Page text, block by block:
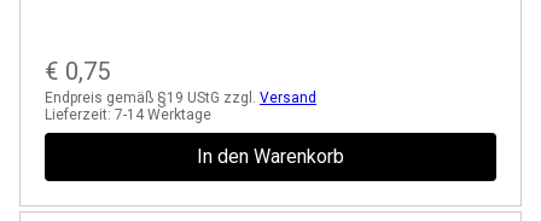
€ 0,75
Endpreis gemäß §19 UStG zzgl. Versand
Lieferzeit: 7-14 Werktage
In den Warenkorb